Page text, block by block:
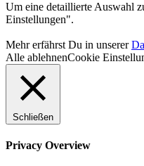
Um eine detaillierte Auswahl
Einstellungen".
Mehr erfährst Du in unserer
Alle ablehnenCookie
Schließen
Privacy Overview